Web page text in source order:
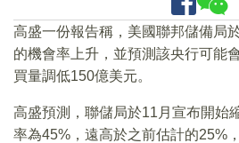
高盛一份報告稱，美國聯邦儲備局
的機會率上升，並預測該央行可能
買量調低150億美元。
高盛預測，聯儲局於11月宣布開始
率為45%，遠高於之前估計的25%